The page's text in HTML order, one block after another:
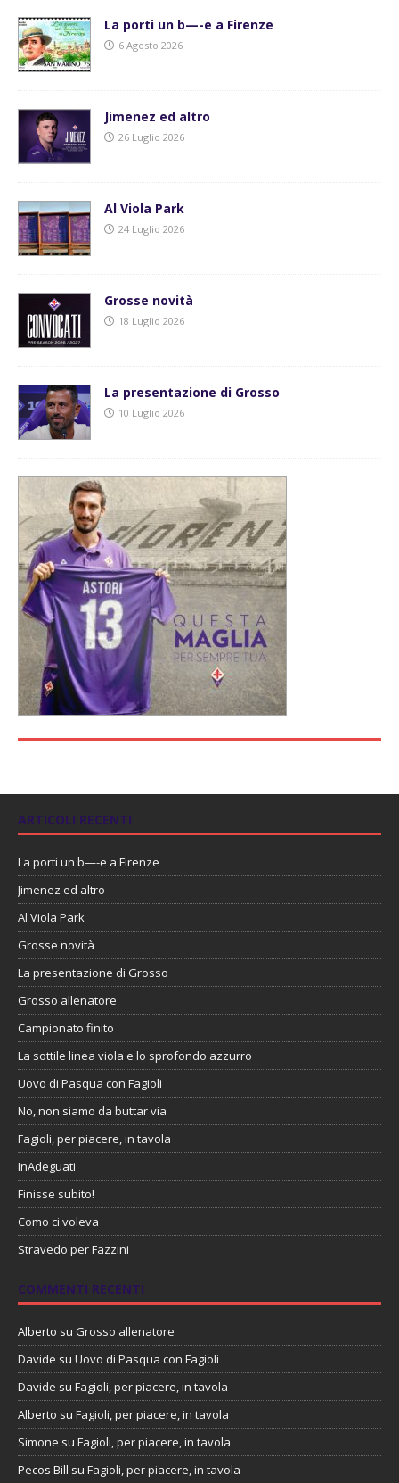
La porti un b—-e a Firenze
6 Agosto 2026
Jimenez ed altro
26 Luglio 2026
Al Viola Park
24 Luglio 2026
Grosse novità
18 Luglio 2026
La presentazione di Grosso
10 Luglio 2026
ARTICOLI RECENTI
La porti un b—-e a Firenze
Jimenez ed altro
Al Viola Park
Grosse novità
La presentazione di Grosso
Grosso allenatore
Campionato finito
La sottile linea viola e lo sprofondo azzurro
Uovo di Pasqua con Fagioli
No, non siamo da buttar via
Fagioli, per piacere, in tavola
InAdeguati
Finisse subito!
Como ci voleva
Stravedo per Fazzini
COMMENTI RECENTI
Alberto su Grosso allenatore
Davide su Uovo di Pasqua con Fagioli
Davide su Fagioli, per piacere, in tavola
Alberto su Fagioli, per piacere, in tavola
Simone su Fagioli, per piacere, in tavola
Pecos Bill su Fagioli, per piacere, in tavola